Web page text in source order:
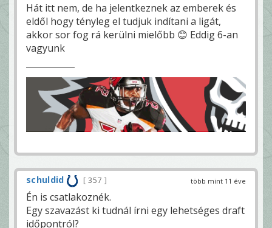
Hát itt nem, de ha jelentkeznek az emberek és
eldől hogy tényleg el tudjuk indítani a ligát,
akkor sor fog rá kerülni mielőbb 😊 Eddig 6-an
vagyunk
több mint 11 éve
schuldid 357
Én is csatlakoznék.
Egy szavazást ki tudnál írni egy lehetséges draft
időpontról?